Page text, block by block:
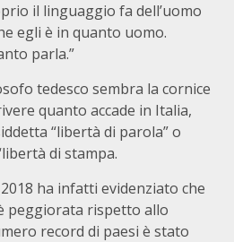
il linguaggio fa dell’uomo
egli è in quanto uomo.
parla.”
tedesco sembra la cornice
quanto accade in Italia,
“libertà di parola” o
di stampa.
ha infatti evidenziato che
peggiorata rispetto allo
record di paesi è stato